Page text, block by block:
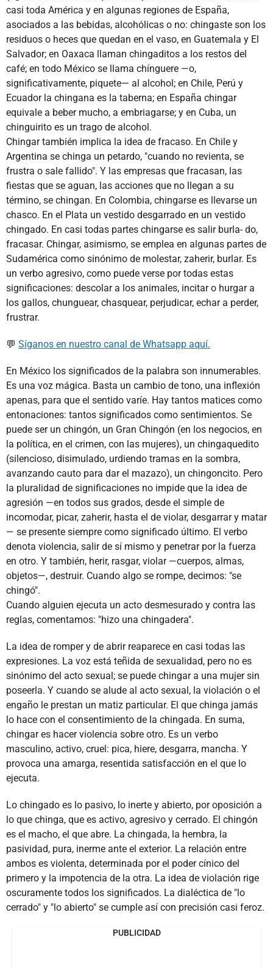
casi toda América y en algunas regiones de España,
asociados a las bebidas, alcohólicas o no: chingaste son los
residuos o heces que quedan en el vaso, en Guatemala y El
Salvador; en Oaxaca llaman chingaditos a los restos del
café; en todo México se llama chínguere —o,
significativamente, piquete— al alcohol; en Chile, Perú y
Ecuador la chingana es la taberna; en España chingar
equivale a beber mucho, a embriagarse; y en Cuba, un
chinguirito es un trago de alcohol.
Chingar también implica la idea de fracaso. En Chile y
Argentina se chinga un petardo, "cuando no revienta, se
frustra o sale fallido". Y las empresas que fracasan, las
fiestas que se aguan, las acciones que no llegan a su
término, se chingan. En Colombia, chingarse es llevarse un
chasco. En el Plata un vestido desgarrado en un vestido
chingado. En casi todas partes chingarse es salir burla- do,
fracasar. Chingar, asimismo, se emplea en algunas partes de
Sudamérica como sinónimo de molestar, zaherir, burlar. Es
un verbo agresivo, como puede verse por todas estas
significaciones: descolar a los animales, incitar o hurgar a
los gallos, chunguear, chasquear, perjudicar, echar a perder,
frustrar.
💬 Síganos en nuestro canal de Whatsapp aquí.
En México los significados de la palabra son innumerables.
Es una voz mágica. Basta un cambio de tono, una inflexión
apenas, para que el sentido varíe. Hay tantos matices como
entonaciones: tantos significados como sentimientos. Se
puede ser un chingón, un Gran Chingón (en los negocios, en
la política, en el crimen, con las mujeres), un chingaquedito
(silencioso, disimulado, urdiendo tramas en la sombra,
avanzando cauto para dar el mazazo), un chingoncito. Pero
la pluralidad de significaciones no impide que la idea de
agresión —en todos sus grados, desde el simple de
incomodar, picar, zaherir, hasta el de violar, desgarrar y matar
— se presente siempre como significado último. El verbo
denota violencia, salir de sí mismo y penetrar por la fuerza
en otro. Y también, herir, rasgar, violar —cuerpos, almas,
objetos—, destruir. Cuando algo se rompe, decimos: "se
chingó".
Cuando alguien ejecuta un acto desmesurado y contra las
reglas, comentamos: "hizo una chingadera".
La idea de romper y de abrir reaparece en casi todas las
expresiones. La voz está teñida de sexualidad, pero no es
sinónimo del acto sexual; se puede chingar a una mujer sin
poseerla. Y cuando se alude al acto sexual, la violación o el
engaño le prestan un matiz particular. El que chinga jamás
lo hace con el consentimiento de la chingada. En suma,
chingar es hacer violencia sobre otro. Es un verbo
masculino, activo, cruel: pica, hiere, desgarra, mancha. Y
provoca una amarga, resentida satisfacción en el que lo
ejecuta.
Lo chingado es lo pasivo, lo inerte y abierto, por oposición a
lo que chinga, que es activo, agresivo y cerrado. El chingón
es el macho, el que abre. La chingada, la hembra, la
pasividad, pura, inerme ante el exterior. La relación entre
ambos es violenta, determinada por el poder cínico del
primero y la impotencia de la otra. La idea de violación rige
oscuramente todos los significados. La dialéctica de "lo
cerrado" y "lo abierto" se cumple así con precisión casi feroz.
PUBLICIDAD